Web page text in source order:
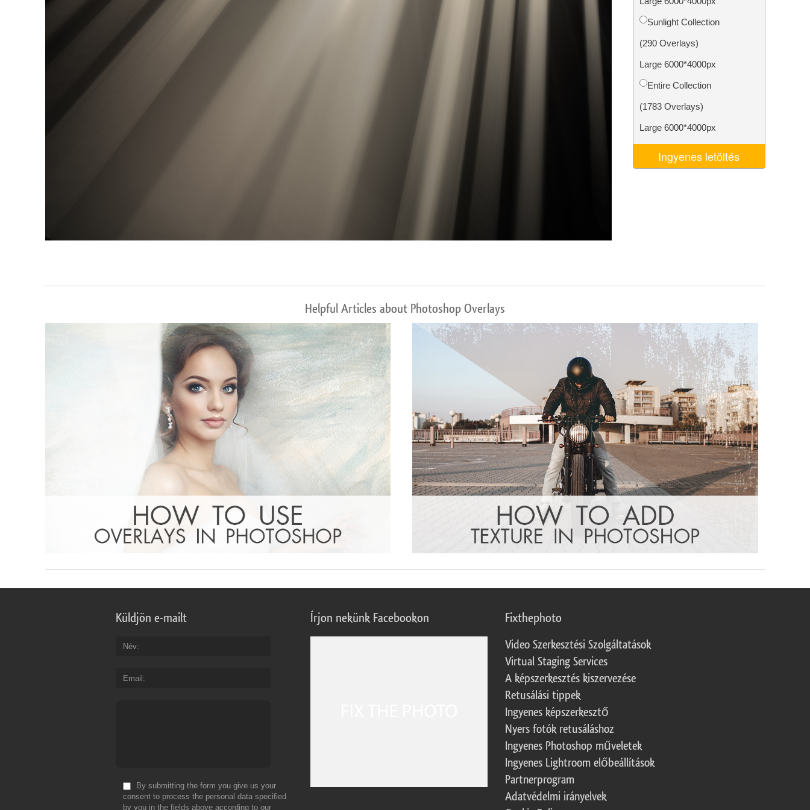
Sunlight Collection
(290 Overlays)
Large 6000*4000px
Entire Collection
(1783 Overlays)
Large 6000*4000px
Ingyenes letöltés
Helpful Articles about Photoshop Overlays
Küldjön e-mailt
Név
Email
By submitting the form you give us your
consent to process the personal data specified
by you in the fields above according to our
Írjon nekünk Facebookon Fixthephoto
Video Szerkesztési Szolgáltatások
Virtual Staging Services
A képszerkesztés kiszervezése
Retusálási tippek
Ingyenes képszerkesztő
Nyers fotók retusáláshoz
Ingyenes Photoshop műveletek
Ingyenes Lightroom előbeállítások
Partnerprogram
Adatvédelmi irányelvek